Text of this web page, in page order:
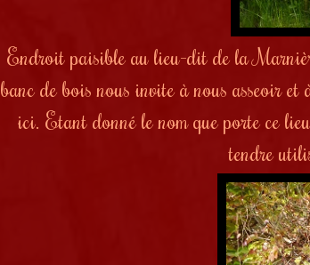
Endroit paisible au lieu-dit de la
banc de bois nous invite à nous asseoir
ici. Etant donné le nom que porte ce
tendre